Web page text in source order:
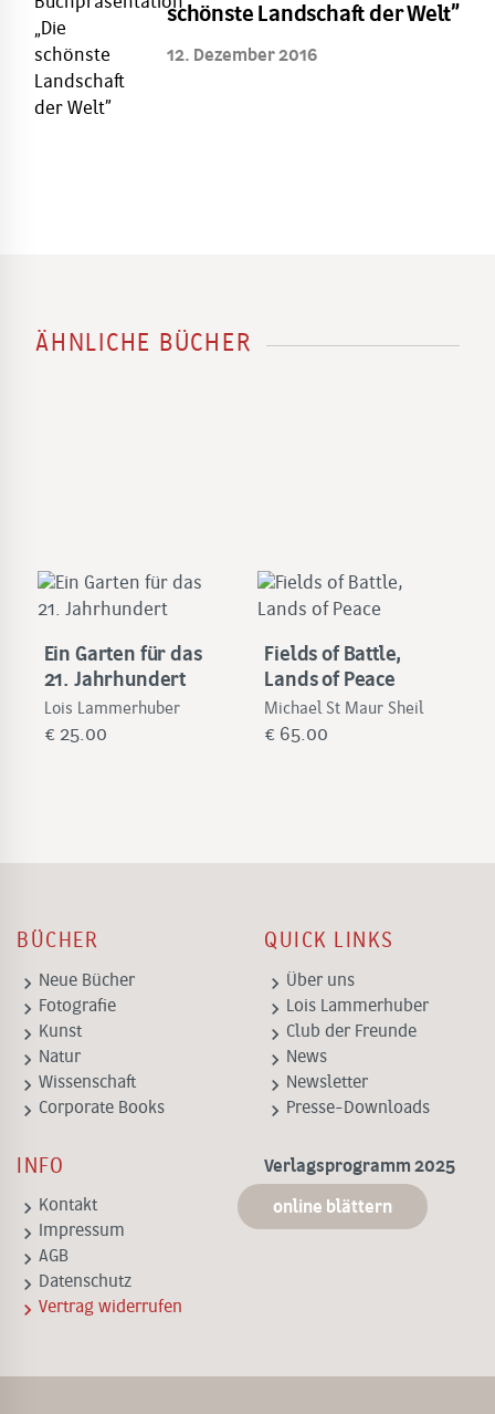
schönste Landschaft der Welt”
12. Dezember 2016
ÄHNLICHE BÜCHER
Ein Garten für das
21. Jahrhundert
Lois Lammerhuber
€ 25.00
Fields of Battle,
Lands of Peace
Michael St Maur Sheil
€ 65.00
BÜCHER
keyboard_arrow_right Neue Bücher
keyboard_arrow_right Fotografie
keyboard_arrow_right Kunst
keyboard_arrow_right Natur
keyboard_arrow_right Wissenschaft
keyboard_arrow_right Corporate Books
QUICK LINKS
keyboard_arrow_right Über uns
keyboard_arrow_right Lois Lammerhuber
keyboard_arrow_right Club der Freunde
keyboard_arrow_right News
keyboard_arrow_right Newsletter
keyboard_arrow_right Presse-Downloads
INFO
keyboard_arrow_right Kontakt
keyboard_arrow_right Impressum
keyboard_arrow_right AGB
keyboard_arrow_right Datenschutz
keyboard_arrow_right Vertrag widerrufen
Verlagsprogramm 2025
online blättern